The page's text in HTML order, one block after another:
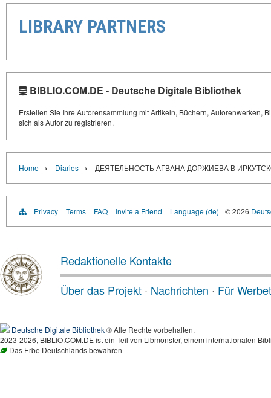
LIBRARY PARTNERS
BIBLIO.COM.DE - Deutsche Digitale Bibliothek
Erstellen Sie Ihre Autorensammlung mit Artikeln, Büchern, Autorenwerken,
sich als Autor zu registrieren.
Home › Diaries › ДЕЯТЕЛЬНОСТЬ АГВАНА ДОРЖИЕВА В
Privacy Terms FAQ Invite a Friend Language (de) © 2026
Redaktionelle Kontakte
Über das Projekt · Nachrichten · Für
Deutsche Digitale Bibliothek® Alle Rechte vorbehalten.
2023-2026, BIBLIO.COM.DE ist ein Teil von Libmonster, einem internationalen
Das Erbe Deutschlands bewahren